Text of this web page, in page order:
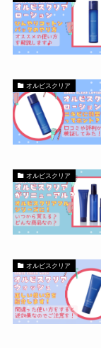
オルビスクリア
オルビスクリア
オルビスクリア